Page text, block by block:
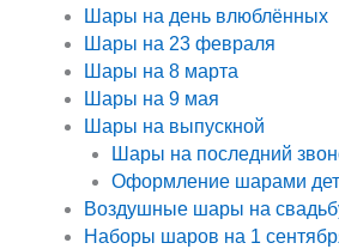
Шары на день влюблённых
Шары на 23 февраля
Шары на 8 марта
Шары на 9 мая
Шары на выпускной
Шары на последний
Оформление шарами
Воздушные шары на
Наборы шаров на 1